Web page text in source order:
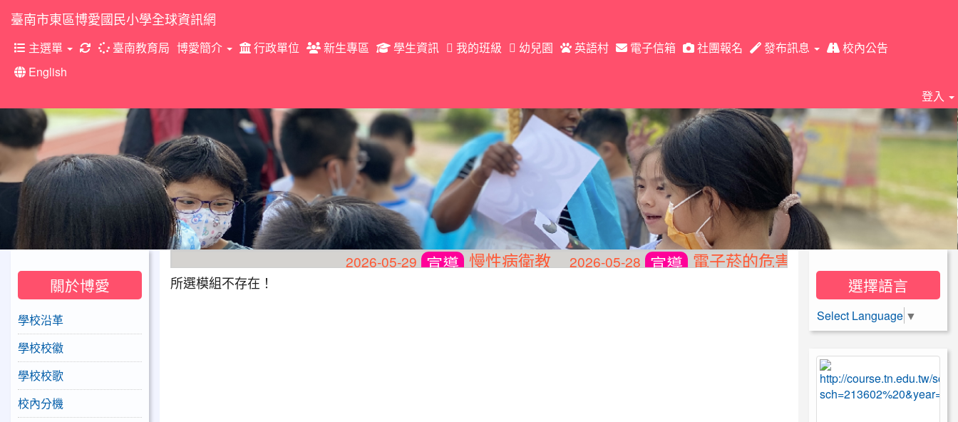
臺南市東區博愛國民小學全球資訊網
主選單 重新取得佈景設定
臺南教育局 博愛簡介 行政單位 新生專區 學生資訊 我的班級 幼兒園 英語村 電子信箱 社團報名 發布訊息
校內公告
English
登入
2026-05-29 宣導 慢性病衛教 2026-05-28 宣導 電子菸的危害 2026-05-28
所選模組不存在！
關於博愛
學校沿革
學校校徽
學校校歌
校內分機
選擇語言
Select Language ▼